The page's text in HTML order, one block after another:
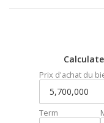
Prix d'achat du
Term